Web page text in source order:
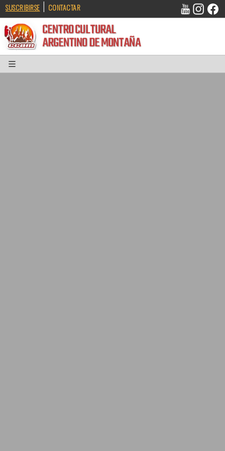
SUSCRIBIRSE | CONTACTAR
CENTRO CULTURAL
ARGENTINO DE MONTAÑA